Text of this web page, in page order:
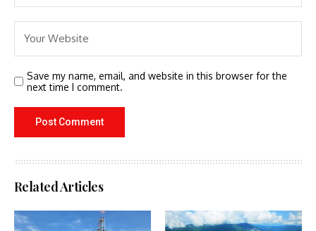
Save my name, email, and website in this browser for the
next time I comment.
Related Articles